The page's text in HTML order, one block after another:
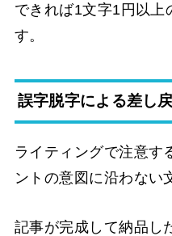
できれば1文字1円以上
す。
誤字脱字による差し
ライティングで注意す
ントの意図に沿わない
記事が完成して納品し